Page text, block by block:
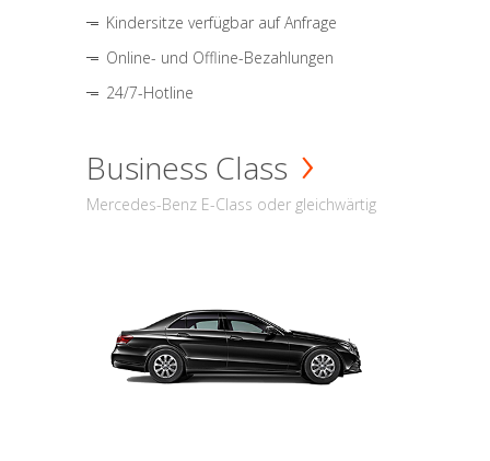
Kindersitze verfügbar auf Anfrage
Online- und Offline-Bezahlungen
24/7-Hotline
Business Class
Mercedes-Benz E-Class oder gleichwärtig